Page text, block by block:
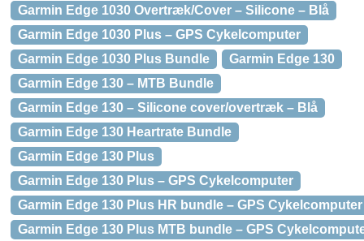
Garmin Edge 1030 Overtræk/Cover – Silicone – Blå
Garmin Edge 1030 Plus – GPS Cykelcomputer
Garmin Edge 1030 Plus Bundle
Garmin Edge 130
Garmin Edge 130 – MTB Bundle
Garmin Edge 130 – Silicone cover/overtræk – Blå
Garmin Edge 130 Heartrate Bundle
Garmin Edge 130 Plus
Garmin Edge 130 Plus – GPS Cykelcomputer
Garmin Edge 130 Plus HR bundle – GPS
Garmin Edge 130 Plus MTB bundle – GPS